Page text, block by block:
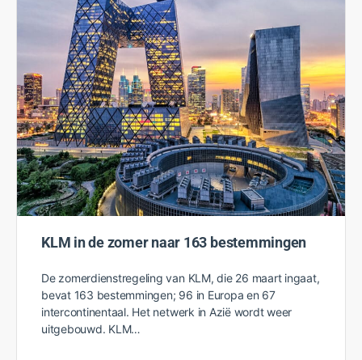
Vanaf het prille begin van de zuidelijk natie in 1776 tot
de huidige burgerrechten, onderwerpen als
geschiedenis en cultuur vind je overal door de staten
terug.…
TravEcademy Team
30 maart 2023
0
KLM in de zomer naar 163 bestemmingen
De zomerdienstregeling van KLM, die 26 maart ingaat,
bevat 163 bestemmingen; 96 in Europa en 67
intercontinentaal. Het netwerk in Azië wordt weer
uitgebouwd. KLM…